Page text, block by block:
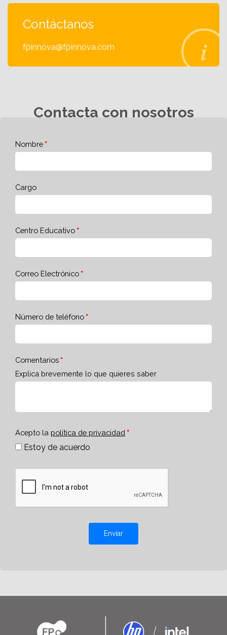
Contáctanos
fpinnova@fpinnova.com
Contacta con nosotros
Nombre
Cargo
Centro Educativo
Correo Electrónico
Número de teléfono
Comentarios
Explica brevemente lo que quieres saber
Acepto la política de privacidad
Estoy de acuerdo
Enviar